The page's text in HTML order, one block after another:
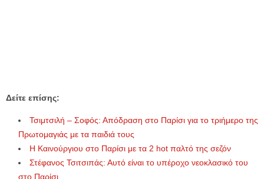
Δείτε επίσης:
Τσιμτσιλή – Σοφός: Απόδραση στο Παρίσι για το τριήμερο της
Πρωτομαγιάς με τα παιδιά τους
Η Καινούργιου στο Παρίσι με τα 2 hot παλτό της σεζόν
Στέφανος Τσιτσιπάς: Αυτό είναι το υπέροχο νεοκλασικό του
στο Παρίσι